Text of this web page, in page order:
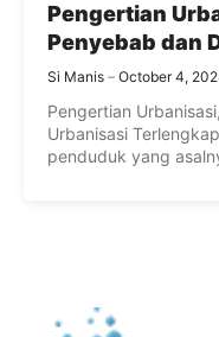
Pengertian
Penyebab dan
Terlengkap
Si Manis October 4,
Pengertian
Urbanisasi
penduduk yang